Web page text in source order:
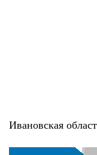
Ивановская